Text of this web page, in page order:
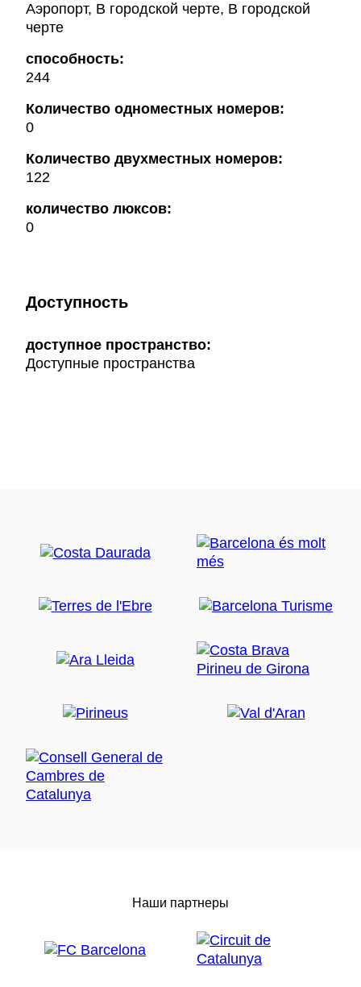
Аэропорт, В городской черте, В городской
черте
способность:
244
Количество одноместных номеров:
0
Количество двухместных номеров:
122
количество люксов:
0
Доступность
доступное пространство:
Доступные пространства
Наши партнеры